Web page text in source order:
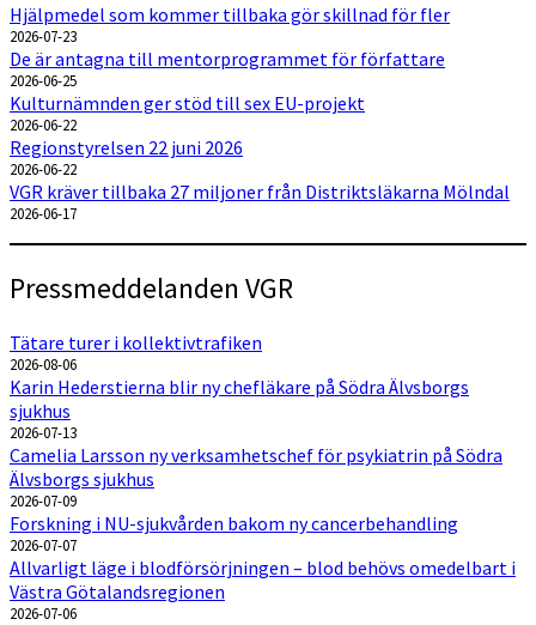
Hjälpmedel som kommer tillbaka gör skillnad för fler
2026-07-23
De är antagna till mentorprogrammet för författare
2026-06-25
Kulturnämnden ger stöd till sex EU-projekt
2026-06-22
Regionstyrelsen 22 juni 2026
2026-06-22
VGR kräver tillbaka 27 miljoner från Distriktsläkarna Mölndal
2026-06-17
Pressmeddelanden VGR
Tätare turer i kollektivtrafiken
2026-08-06
Karin Hederstierna blir ny chefläkare på Södra Älvsborgs
sjukhus
2026-07-13
Camelia Larsson ny verksamhetschef för psykiatrin på Södra
Älvsborgs sjukhus
2026-07-09
Forskning i NU-sjukvården bakom ny cancerbehandling
2026-07-07
Allvarligt läge i blodförsörjningen – blod behövs omedelbart i
Västra Götalandsregionen
2026-07-06